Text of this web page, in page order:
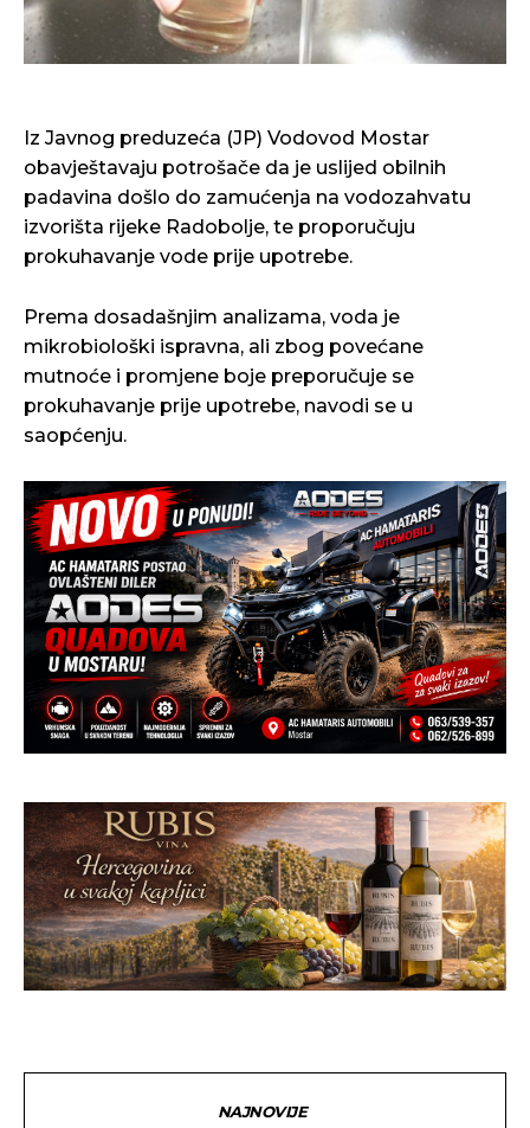
Iz Javnog preduzeća (JP) Vodovod Mostar
obavještavaju potrošače da je uslijed obilnih
padavina došlo do zamućenja na vodozahvatu
izvorišta rijeke Radobolje, te proporučuju
prokuhavanje vode prije upotrebe.
Prema dosadašnjim analizama, voda je
mikrobiološki ispravna, ali zbog povećane
mutnoće i promjene boje preporučuje se
prokuhavanje prije upotrebe, navodi se u
saopćenju.
NAJNOVIJE